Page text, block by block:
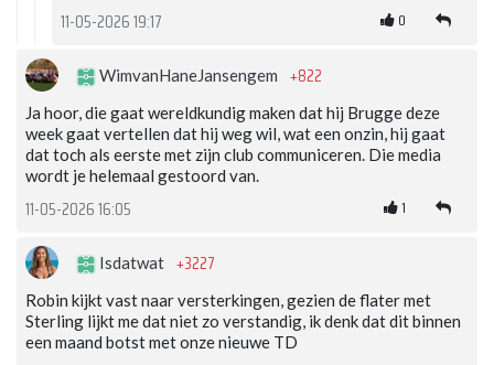
11-05-2026 19:17 0
WimvanHaneJansengem +822
Ja hoor, die gaat wereldkundig maken dat hij Brugge deze
week gaat vertellen dat hij weg wil, wat een onzin, hij gaat
dat toch als eerste met zijn club communiceren. Die media
wordt je helemaal gestoord van.
11-05-2026 16:05 1
Isdatwat +3227
Robin kijkt vast naar versterkingen, gezien de flater met
Sterling lijkt me dat niet zo verstandig, ik denk dat dit binnen
een maand botst met onze nieuwe TD